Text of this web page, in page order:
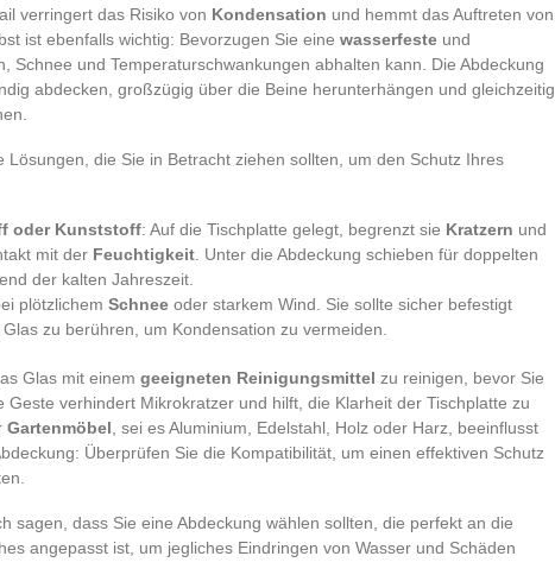
verringert das Risiko von Kondensation und hemmt das Auftreten von
ist ebenfalls wichtig: Bevorzugen Sie eine wasserfeste und
Schnee und Temperaturschwankungen abhalten kann. Die Abdeckung
abdecken, großzügig über die Beine herunterhängen und gleichzeitig
Lösungen, die Sie in Betracht ziehen sollten, um den Schutz Ihres
oder Kunststoff: Auf die Tischplatte gelegt, begrenzt sie Kratzern und
mit der Feuchtigkeit . Unter die Abdeckung schieben für doppelten
der kalten Jahreszeit.
plötzlichem Schnee oder starkem Wind. Sie sollte sicher befestigt
zu berühren, um Kondensation zu vermeiden.
Glas mit einem geeigneten Reinigungsmittel zu reinigen, bevor Sie
Geste verhindert Mikrokratzer und hilft, die Klarheit der Tischplatte zu
Gartenmöbel , sei es Aluminium, Edelstahl, Holz oder Harz, beeinflusst
Überprüfen Sie die Kompatibilität, um einen effektiven Schutz
sagen, dass Sie eine Abdeckung wählen sollten, die perfekt an die
angepasst ist, um jegliches Eindringen von Wasser und Schäden